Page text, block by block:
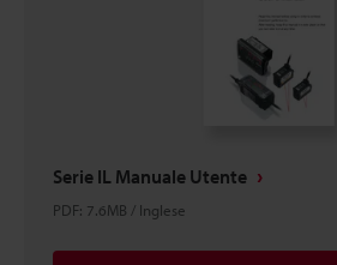
Serie IL Manuale Utente
PDF: 7.6MB / Inglese